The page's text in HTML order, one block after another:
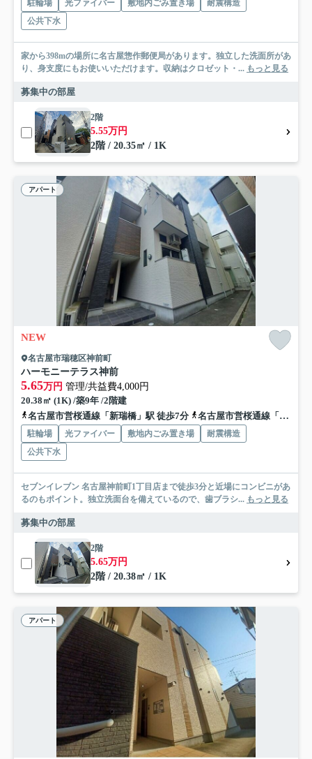
駐輪場 光ファイバー 敷地内ごみ置き場
耐震構造
公共下水
家から398mの場所に名古屋惣作郵便局があります。独立した洗面所があ
り、身支度にもお使いいただけます。収納はクロゼット・... もっと見る
募集中の部屋
2階
5.55万円
2階 / 20.35㎡ / 1K
アパート
NEW
名古屋市瑞穂区神前町
ハーモニーテラス神前
5.65万円 管理/共益費4,000円
20.38㎡ (1K) /築9年 /2階建
名古屋市営桜通線「新瑞橋」駅 徒歩7分
名古屋市営桜通線「瑞穂運動場西」駅 徒歩9分
駐輪場 光ファイバー 敷地内ごみ置き場
耐震構造
公共下水
セブンイレブン 名古屋神前町1丁目店まで徒歩3分と近場にコンビニがあ
るのもポイント。独立洗面台を備えているので、歯ブラシ... もっと見る
募集中の部屋
2階
5.65万円
2階 / 20.38㎡ / 1K
アパート